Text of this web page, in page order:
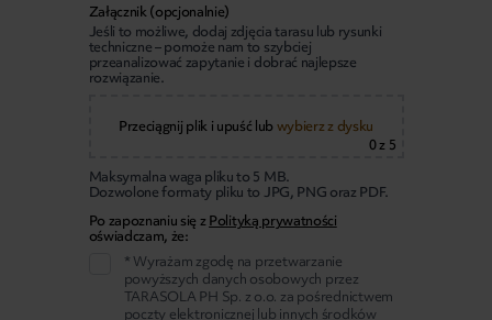
Załącznik (opcjonalnie)
Jeśli to możliwe, dodaj zdjęcia tarasu lub rysunki
techniczne – pomoże nam to szybciej
przeanalizować zapytanie i dobrać najlepsze
rozwiązanie.
Przeciągnij plik i upuść lub wybierz z dysku
0z 5
Maksymalna waga pliku to 5 MB.
Dozwolone formaty pliku to JPG, PNG oraz PDF.
Po zapoznaniu się zPolityką prywatności
oświadczam, że:
* Wyrażam zgodę na przetwarzanie
powyższych danych osobowych przez
TARASOLA PH Sp. z o.o. za pośrednictwem
poczty elektronicznej lub innych środków